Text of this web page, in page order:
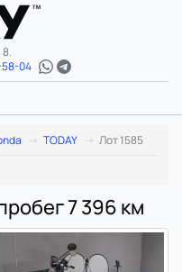
04
TODAY
Лот 1585
7 396 км